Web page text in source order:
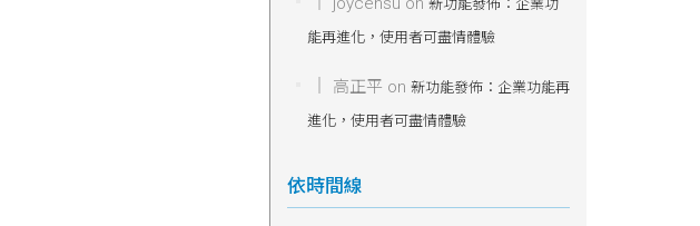
新功能發佈：企業功
能再進化，使用者可盡情體驗
高正平 on 新功能發佈：企業功能再
進化，使用者可盡情體驗
依時間線